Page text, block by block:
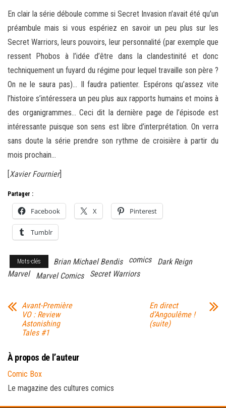
En clair la série déboule comme si Secret Invasion n’avait été qu’un
préambule mais si vous espériez en savoir un peu plus sur les
Secret Warriors, leurs pouvoirs, leur personnalité (par exemple que
ressent Phobos à l’idée d’être dans la clandestinité et donc
techniquement un fuyard du régime pour lequel travaille son père ?
On ne le saura pas)… Il faudra patienter. Espérons qu’assez vite
l’histoire s’intéressera un peu plus aux rapports humains et moins à
des organigrammes… Ceci dit la dernière page de l’épisode est
intéressante puisque son sens est libre d’interprétation. On verra
sans doute la série prendre son rythme de croisière à partir du
mois prochain…
[Xavier Fournier]
Partager :
Facebook X Pinterest
Tumblr
Mots-clés Brian Michael Bendis comics
Dark Reign
Marvel
Marvel Comics Secret Warriors
Avant-Première
VO : Review
Astonishing
Tales #1
En direct
d’Angoulême !
(suite)
À propos de l’auteur
Comic Box
Le magazine des cultures comics